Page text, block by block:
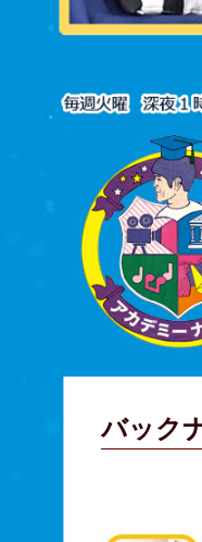
バック